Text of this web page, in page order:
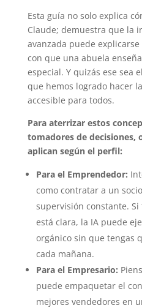
Esta guía no solo explica
Claude; demuestra que la
avanzada puede
con que una abuela
especial. Y quizás ese sea
que hemos logrado hacer
accesible para todos.
Para aterrizar estos
tomadores de decisiones,
aplican según el perfil:
Para el Emprendedor:
como contratar a un
supervisión constante. Si
está clara, la IA puede
orgánico sin que tengas
cada mañana.
Para el Empresario:
puede empaquetar el
mejores vendedores en